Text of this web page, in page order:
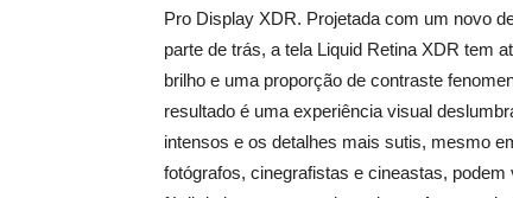
Pro Display XDR. Projetada com um novo
parte de trás, a tela Liquid Retina XDR tem
brilho e uma proporção de contraste
resultado é uma experiência visual
intensos e os detalhes mais sutis, mesmo
fotógrafos, cinegrafistas e cineastas,